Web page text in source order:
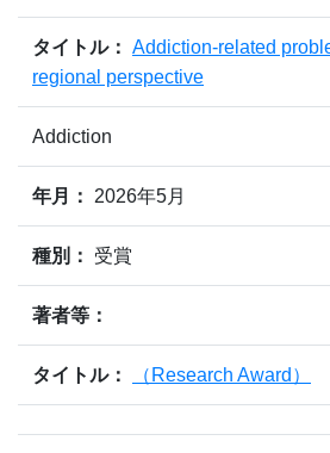
タイトル： Addiction‐related
regional perspective
Addiction
年月： 2026年5月
種別： 受賞
著者等：
タイトル： （Research Award）